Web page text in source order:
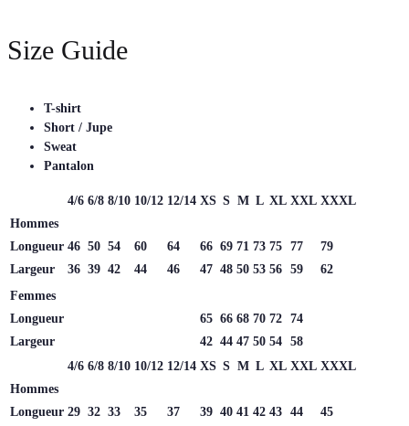
Size Guide
T-shirt
Short / Jupe
Sweat
Pantalon
4/6 6/8 8/10 10/12 12/14 XS S M L XL XXL XXXL
Hommes
Longueur 46 50 54 60 64 66 69 71 73 75 77
79
Largeur
36 39 42 44 46 47 48 50 53 56 59
62
Femmes
Longueur
65 66 68 70 72 74
Largeur
42 44 47 50 54 58
4/6 6/8 8/10 10/12 12/14 XS S M L XL XXL XXXL
Hommes
Longueur 29 32 33 35 37 39 40 41 42 43 44
45